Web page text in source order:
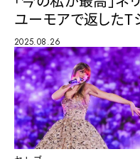
ユーモアで返したT
2025.08.26